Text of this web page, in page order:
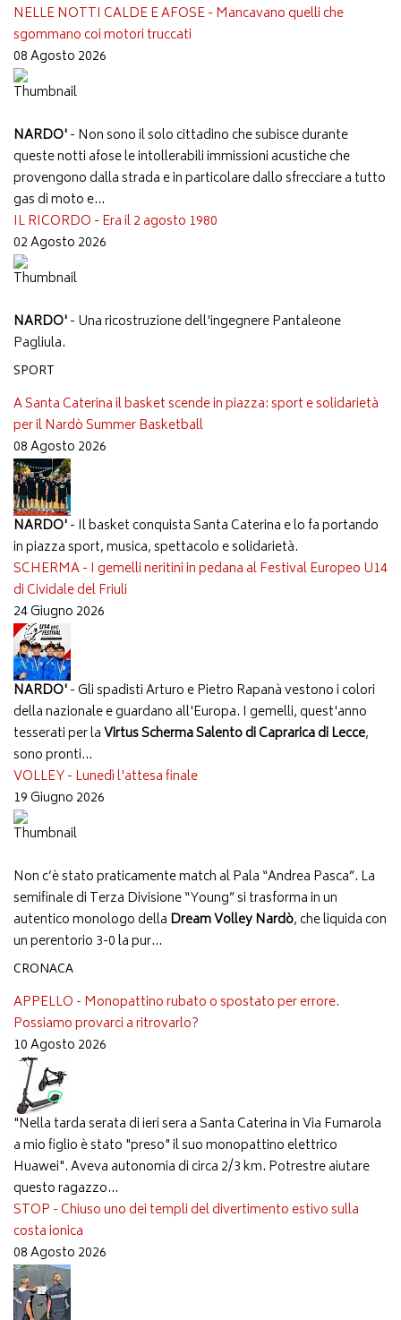
NELLE NOTTI CALDE E AFOSE - Mancavano quelli che
sgommano coi motori truccati
08 Agosto 2026
NARDO'- Non sono il solo cittadino che subisce durante
queste notti afose le intollerabili immissioni acustiche che
provengono dalla strada e in particolare dallo sfrecciare a tutto
gas di moto e...
IL RICORDO - Era il 2 agosto 1980
02 Agosto 2026
NARDO'- Una ricostruzione dell'ingegnere Pantaleone
Pagliula.
SPORT
A Santa Caterina il basket scende in piazza: sport e solidarietà
per il Nardò Summer Basketball
08 Agosto 2026
NARDO'- Il basket conquista Santa Caterina e lo fa portando
in piazza sport, musica, spettacolo e solidarietà.
SCHERMA - I gemelli neritini in pedana al Festival Europeo U14
di Cividale del Friuli
24 Giugno 2026
NARDO'- Gli spadisti Arturo e Pietro Rapanà vestono i colori
della nazionale e guardano all'Europa. I gemelli, quest'anno
tesserati per laVirtus Scherma Salento di Caprarica di Lecce,
sono pronti...
VOLLEY - Lunedì l'attesa finale
19 Giugno 2026
Non c’è stato praticamente match al Pala “Andrea Pasca”. La
semifinale di Terza Divisione “Young” si trasforma in un
autentico monologo della Dream Volley Nardò, che liquida con
un perentorio 3-0 la pur...
CRONACA
APPELLO - Monopattino rubato o spostato per errore.
Possiamo provarci a ritrovarlo?
10 Agosto 2026
"Nella tarda serata di ieri sera a Santa Caterina in Via Fumarola
a mio figlio è stato "preso" il suo monopattino elettrico
Huawei". Aveva autonomia di circa 2/3 km. Potrestre aiutare
questo ragazzo...
STOP - Chiuso uno dei templi del divertimento estivo sulla
costa ionica
08 Agosto 2026